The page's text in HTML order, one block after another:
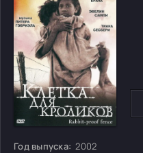
Год выпуска: 2002